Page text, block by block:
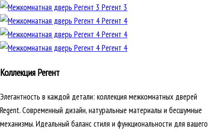
Регент 3
Регент 4
Регент 4
Регент 4
Коллекция Регент
Элегантность в каждой детали: коллекция межкомнатных дверей
Regent. Современный дизайн, натуральные материалы и бесшумные
механизмы. Идеальный баланс стиля и функциональности для вашего